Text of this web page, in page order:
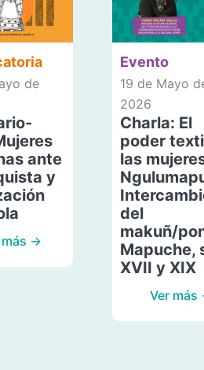
de
ante
y
más →
Evento
19 de Mayo
2026
Charla: El
poder
las
del
makuñ/
Mapuche,
XVII y XIX
Ver más